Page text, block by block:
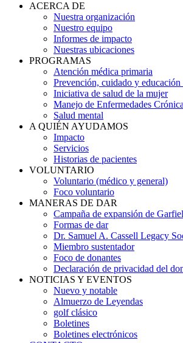
ACERCA DE
Nuestra organización
Nuestro equipo
Informes de impacto
Nuestras ubicaciones
PROGRAMAS
Atención médica primaria
Prevención, cuidado y educación
Iniciativa de salud de la mujer
Manejo de Enfermedades
Salud mental
A QUIÉN AYUDAMOS
Impacto
Servicios
Historias de pacientes
VOLUNTARIO
Voluntario (médico y general)
Foco voluntario
MANERAS DE DAR
Campaña de expansión de
Formas de dar
Dr. Samuel A. Cassell Legacy
Miembro sustentador
Foco de donantes
Declaración de privacidad del
NOTICIAS Y EVENTOS
Nuevo y notable
Almuerzo de Leyendas
golf clásico
Boletines
Boletines electrónicos